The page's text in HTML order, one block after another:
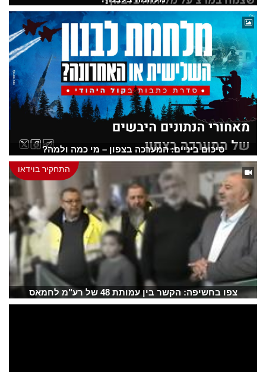
סיכום ביניים: המערכה בצפון – מי כמה ולמה?
התחקיר בוידאו
צפו בחשיפה: הקשר בין עמותת 48 של רע"מ לחמאס